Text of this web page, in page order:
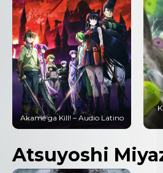
Akame ga Kill! – Audio Latino
Atsuyoshi